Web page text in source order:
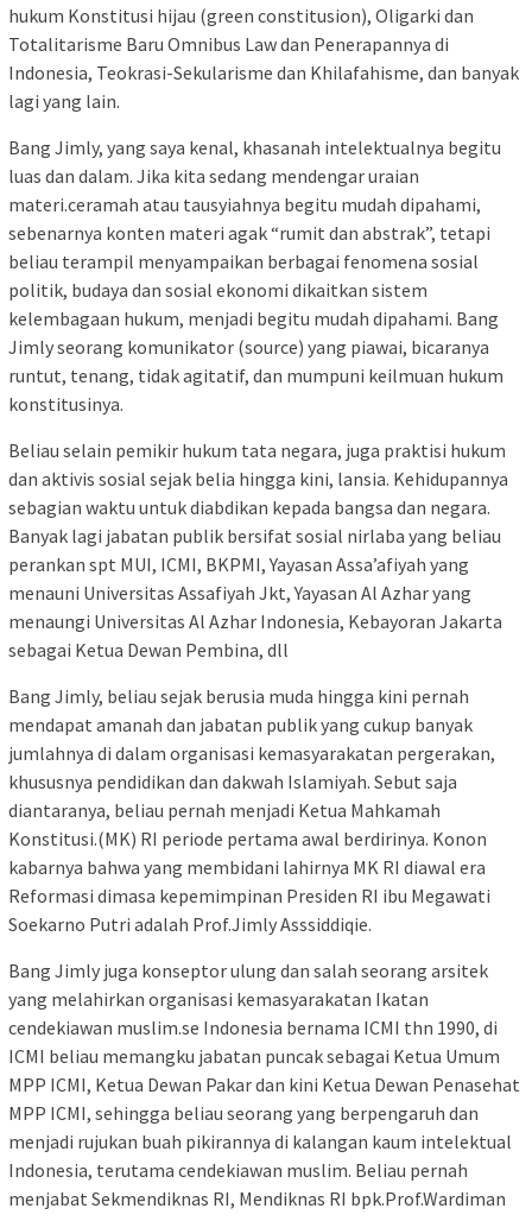
hukum Konstitusi hijau (green constitusion), Oligarki dan
Totalitarisme Baru Omnibus Law dan Penerapannya di
Indonesia, Teokrasi-Sekularisme dan Khilafahisme, dan banyak
lagi yang lain.
Bang Jimly, yang saya kenal, khasanah intelektualnya begitu
luas dan dalam. Jika kita sedang mendengar uraian
materi.ceramah atau tausyiahnya begitu mudah dipahami,
sebenarnya konten materi agak “rumit dan abstrak”, tetapi
beliau terampil menyampaikan berbagai fenomena sosial
politik, budaya dan sosial ekonomi dikaitkan sistem
kelembagaan hukum, menjadi begitu mudah dipahami. Bang
Jimly seorang komunikator (source) yang piawai, bicaranya
runtut, tenang, tidak agitatif, dan mumpuni keilmuan hukum
konstitusinya.
Beliau selain pemikir hukum tata negara, juga praktisi hukum
dan aktivis sosial sejak belia hingga kini, lansia. Kehidupannya
sebagian waktu untuk diabdikan kepada bangsa dan negara.
Banyak lagi jabatan publik bersifat sosial nirlaba yang beliau
perankan spt MUI, ICMI, BKPMI, Yayasan Assa’afiyah yang
menauni Universitas Assafiyah Jkt, Yayasan Al Azhar yang
menaungi Universitas Al Azhar Indonesia, Kebayoran Jakarta
sebagai Ketua Dewan Pembina, dll
Bang Jimly, beliau sejak berusia muda hingga kini pernah
mendapat amanah dan jabatan publik yang cukup banyak
jumlahnya di dalam organisasi kemasyarakatan pergerakan,
khususnya pendidikan dan dakwah Islamiyah. Sebut saja
diantaranya, beliau pernah menjadi Ketua Mahkamah
Konstitusi.(MK) RI periode pertama awal berdirinya. Konon
kabarnya bahwa yang membidani lahirnya MK RI diawal era
Reformasi dimasa kepemimpinan Presiden RI ibu Megawati
Soekarno Putri adalah Prof.Jimly Asssiddiqie.
Bang Jimly juga konseptor ulung dan salah seorang arsitek
yang melahirkan organisasi kemasyarakatan Ikatan
cendekiawan muslim.se Indonesia bernama ICMI thn 1990, di
ICMI beliau memangku jabatan puncak sebagai Ketua Umum
MPP ICMI, Ketua Dewan Pakar dan kini Ketua Dewan Penasehat
MPP ICMI, sehingga beliau seorang yang berpengaruh dan
menjadi rujukan buah pikirannya di kalangan kaum intelektual
Indonesia, terutama cendekiawan muslim. Beliau pernah
menjabat Sekmendiknas RI, Mendiknas RI bpk.Prof.Wardiman